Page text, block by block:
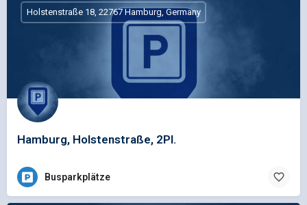
Hamburg, Holstenstraße, 2Pl.
Holstenstraße 18, 22767 Hamburg, Germany
Busparkplätze